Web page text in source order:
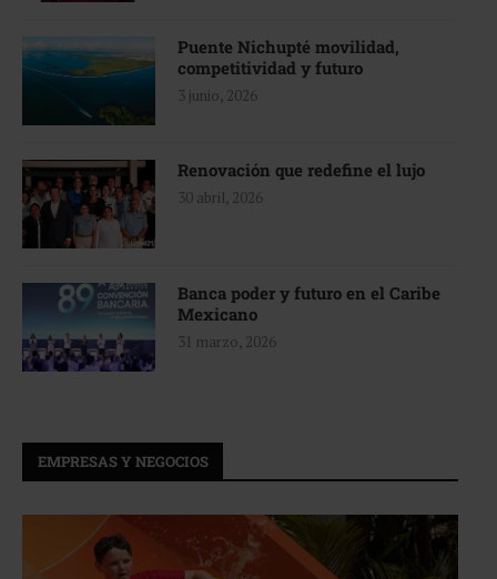
Puente Nichupté movilidad,
competitividad y futuro
3 junio, 2026
Renovación que redefine el lujo
30 abril, 2026
Banca poder y futuro en el Caribe
Mexicano
31 marzo, 2026
EMPRESAS Y NEGOCIOS